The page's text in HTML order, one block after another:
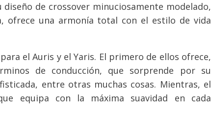
de crossover minuciosamente modelado,
ofrece una armonía total con el estilo de vida
el Auris y el Yaris. El primero de ellos ofrece,
de conducción, que sorprende por su
entre otras muchas cosas. Mientras, el
equipa con la máxima suavidad en cada